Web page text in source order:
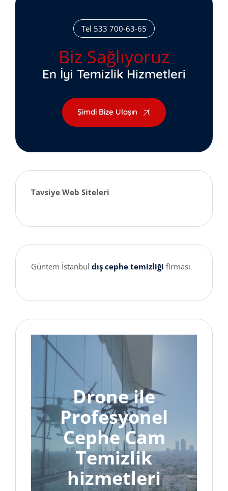
Tel 533 700-63-65
Biz Sağlıyoruz
En İyi Temizlik Hizmetleri
Şimdi Bize Ulaşın
Tavsiye Web Siteleri
Güntem İstanbul dış cephe temizliği firması
Drone ile
Profesyonel
Cephe Cam
Temizlik
hizmetleri